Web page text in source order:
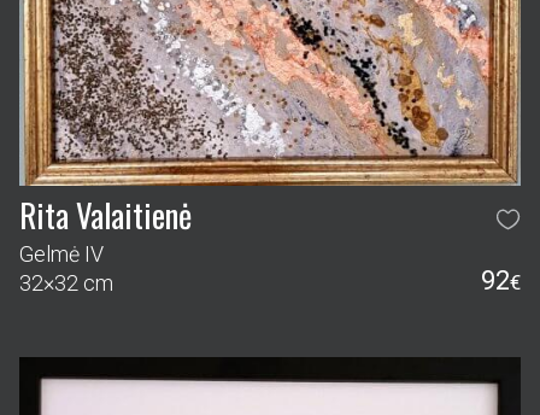
Rita Valaitienė
Gelmė IV
32×32 cm
92€